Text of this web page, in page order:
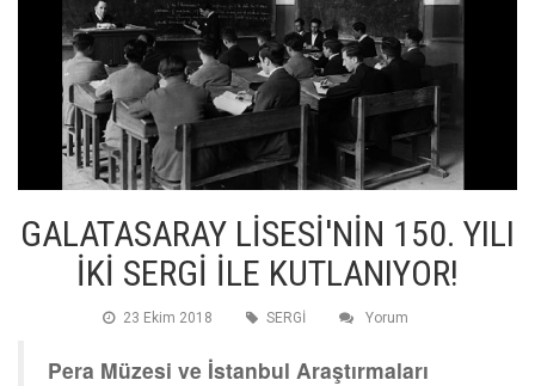
GALATASARAY LİSESİ'NİN 150. YILI
İKİ SERGİ İLE KUTLANIYOR!
23 Ekim 2018 SERGİ Yorum
Pera Müzesi ve İstanbul Araştırmaları